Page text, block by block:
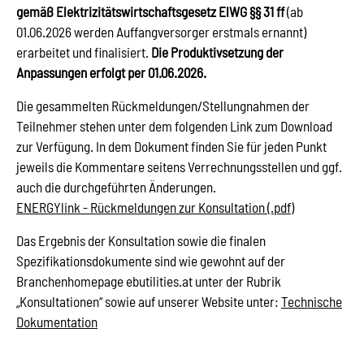
gemäß Elektrizitätswirtschaftsgesetz ElWG §§ 31 ff(ab
01.06.2026 werden Auffangversorger erstmals ernannt)
erarbeitet und finalisiert. Die Produktivsetzung der
Anpassungen erfolgt per 01.06.2026.
Die gesammelten Rückmeldungen/Stellungnahmen der
Teilnehmer stehen unter dem folgenden Link zum Download
zur Verfügung. In dem Dokument finden Sie für jeden Punkt
jeweils die Kommentare seitens Verrechnungsstellen und ggf.
auch die durchgeführten Änderungen.
ENERGYlink - Rückmeldungen zur Konsultation (.pdf)
Das Ergebnis der Konsultation sowie die finalen
Spezifikationsdokumente sind wie gewohnt auf der
Branchenhomepage ebutilities.at unter der Rubrik
„Konsultationen“ sowie auf unserer Website unter: Technische
Dokumentation